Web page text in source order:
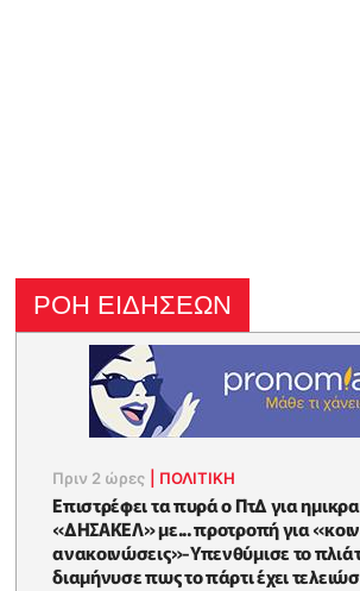
ΡΟΗ ΕΙΔΗΣΕΩΝ
Πριν 2 ώρες ΠΟΛΙΤΙΚΗ
Επιστρέφει τα πυρά ο ΠτΔ για
«ΔΗΣΑΚΕΛ» με... προτροπή για
ανακοινώσεις»-Υπενθύμισε το
διαμήνυσε πως το πάρτι έχει